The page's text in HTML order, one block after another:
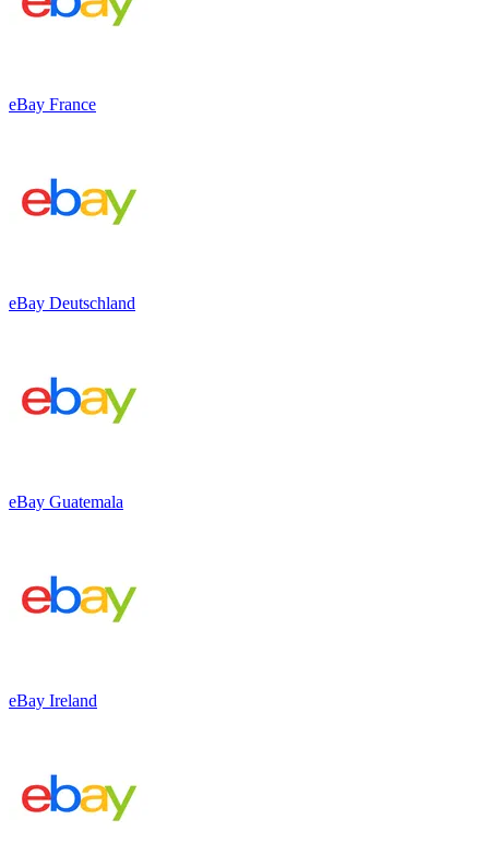
eBay France
eBay Deutschland
eBay Guatemala
eBay Ireland